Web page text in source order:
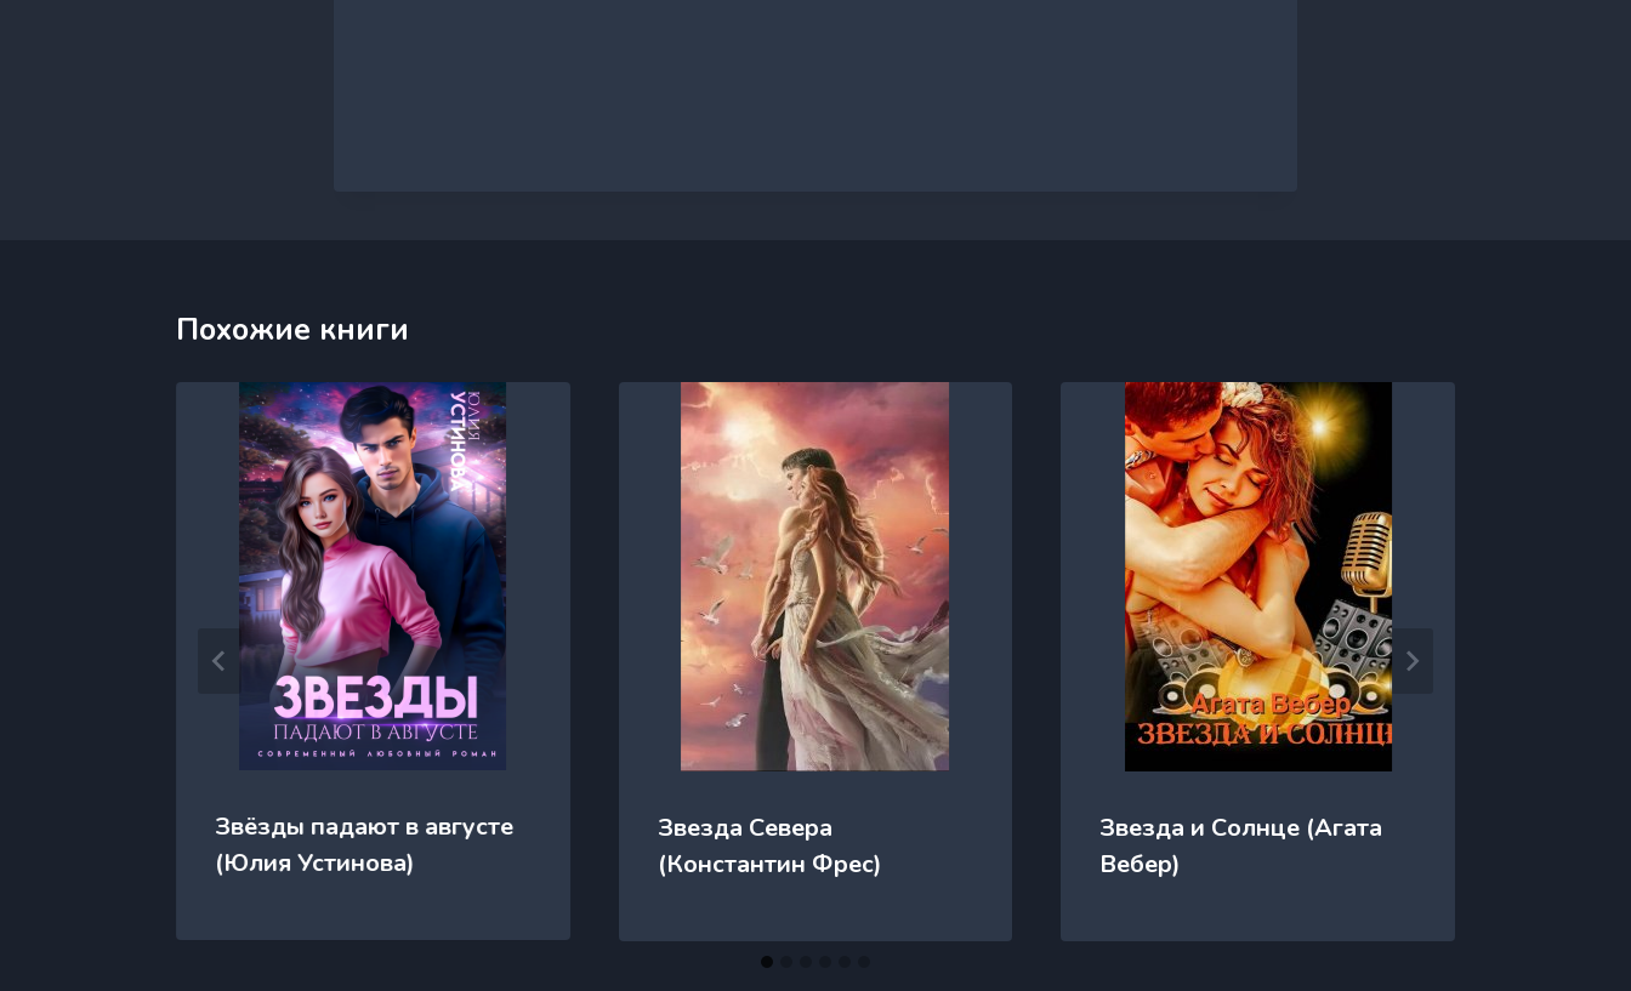
Похожие книги
Звёзды падают в августе
(Юлия Устинова)
Звезда Севера
(Константин Фрес)
Звезда и Солнце (Агата
Вебер)